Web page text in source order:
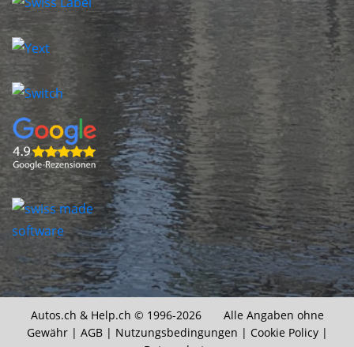
Autos.ch & Help.ch © 1996-2026 Alle Angaben ohne
Gewähr | AGB| Nutzungsbedingungen | Cookie Policy|